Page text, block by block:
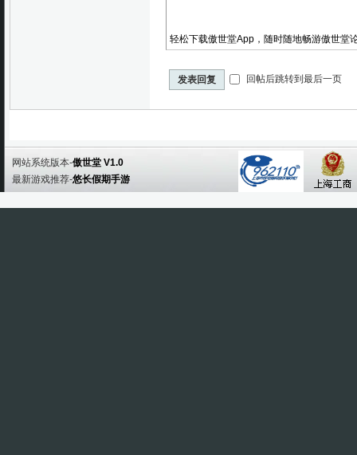
轻松下载傲世堂App，随时随地畅游傲世堂
发表回复 回帖后跳转到最后一页
网站系统版本-傲世堂 V1.0
最新游戏推荐-悠长假期手游